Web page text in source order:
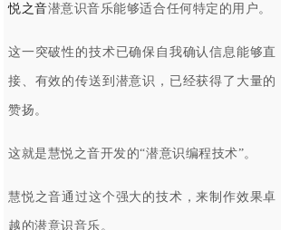
悦之音潜意识音乐能够适合任何特定的用户。
这一突破性的技术已确保自我确认信息能够直
接、有效的传送到潜意识，已经获得了大量的
赞扬。
这就是慧悦之音开发的“潜意识编程技术”。
慧悦之音通过这个强大的技术，来制作效果卓
越的潜意识音乐。